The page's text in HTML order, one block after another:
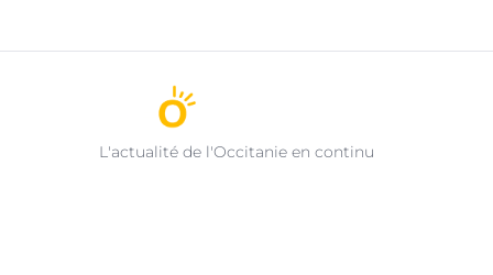
L'actualité de l'Occitanie en continu